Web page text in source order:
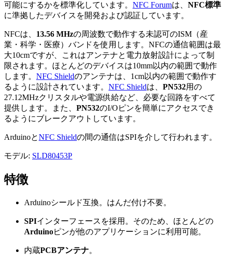
可能にするかを標準化しています。 NFC Forumは、 NFC標準
に準拠したデバイスを開発および認証しています。
NFCは、 13.56 MHzの周波数で動作する未認可のISM（産
業・科学・医療）バンドを使用します。NFCの通信範囲は最
大10cmですが、これはアンテナと電力放射設計によって制
限されます。ほとんどのデバイスは10mm以内の範囲で動作
します。 NFC Shieldのアンテナは、1cm以内の範囲で動作す
るように設計されています。 NFC Shieldは、 PN532用の
27.12MHzクリスタルや電源供給など、必要な回路をすべて
提供します。また、 PN532のI/Oピンを簡単にアクセスでき
るようにブレークアウトしています。
ArduinoとNFC Shieldの間の通信はSPIを介して行われます。
モデル: SLD80453P
特徴
Arduinoシールド互換。はんだ付け不要。
SPIインターフェースを採用。そのため、ほとんどの
Arduinoピンが他のアプリケーションに利用可能。
内蔵PCBアンテナ。